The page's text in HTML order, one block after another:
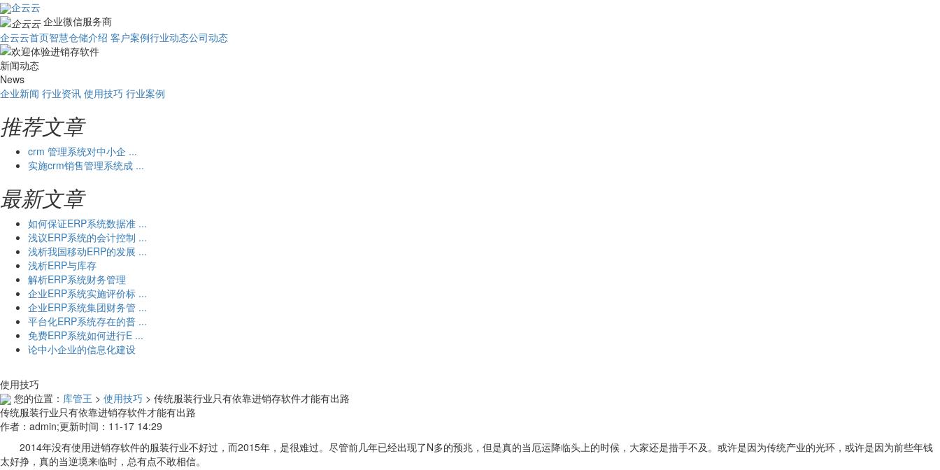
企云云
企业微信服务商
企云云首页智慧仓储介绍 客户案例行业动态公司动态
新闻动态
News
企业新闻 行业资讯 使用技巧 行业案例
推荐文章
crm 管理系统对中小企 ...
实施crm销售管理系统成 ...
最新文章
如何保证ERP系统数据准 ...
浅议ERP系统的会计控制 ...
浅析我国移动ERP的发展 ...
浅析ERP与库存
解析ERP系统财务管理
企业ERP系统实施评价标 ...
企业ERP系统集团财务管 ...
平台化ERP系统存在的普 ...
免费ERP系统如何进行E ...
论中小企业的信息化建设
使用技巧
您的位置： 库管王 > 使用技巧 > 传统服装行业只有依靠进销存软件才能有出路
传统服装行业只有依靠进销存软件才能有出路
作者：admin;更新时间：11-17 14:29
2014年没有使用进销存软件的服装行业不好过，而2015年，是很难过。尽管前几年已经出现了N多的预兆，但是真的当厄运降临头上的时候，大家还是措手不及。或许是因为传统产业的光环，或许是因为前些年钱
太好挣，真的当逆境来临时，总有点不敢相信。